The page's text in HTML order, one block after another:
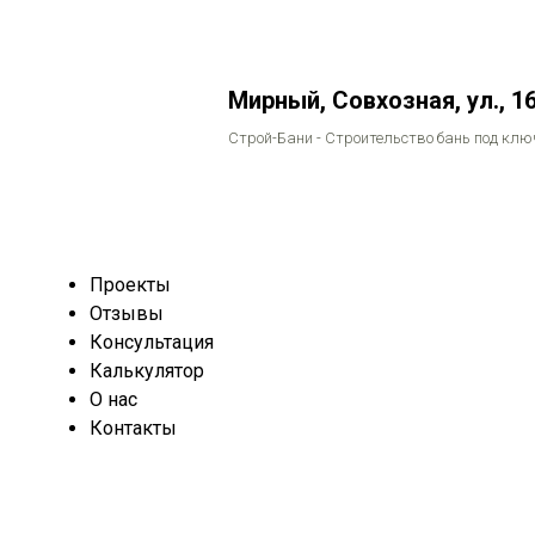
Мирный, Совхозная, ул.,
Строй-Бани - Строительство бань под
Проекты
Отзывы
Консультация
Калькулятор
О нас
Контакты